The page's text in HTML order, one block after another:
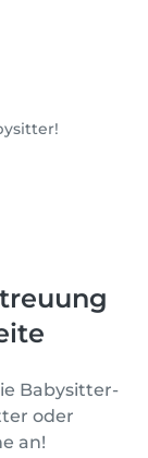
Babysitter-
oder
an!